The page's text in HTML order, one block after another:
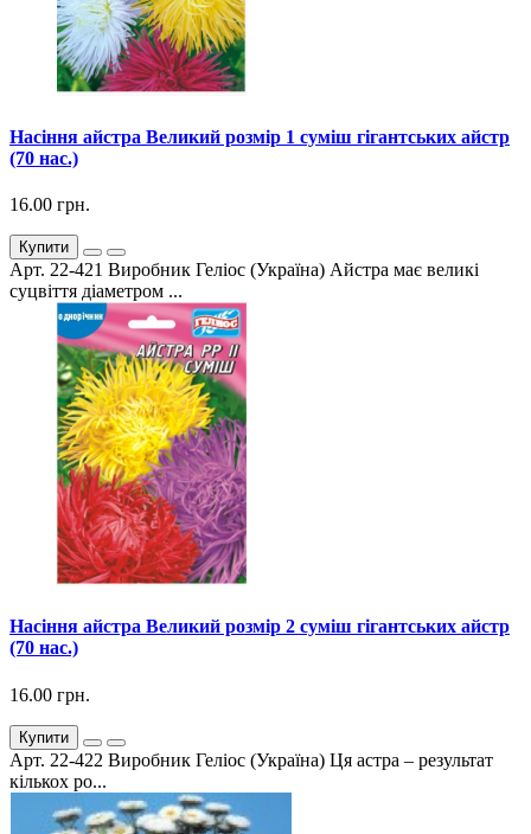
Насіння айстра Великий розмір 1 суміш гігантських айстр
(70 нас.)
16.00 грн.
Купити
Арт. 22-421 Виробник Геліос (Україна) Айстра має великі
суцвіття діаметром ...
Насіння айстра Великий розмір 2 суміш гігантських айстр
(70 нас.)
16.00 грн.
Купити
Арт. 22-422 Виробник Геліос (Україна) Ця астра – результат
кількох ро...